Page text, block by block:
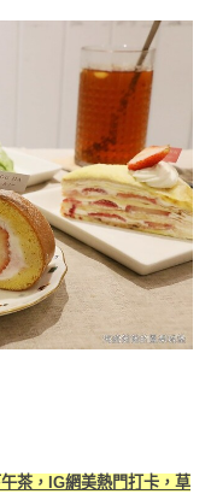
茶，IG網美熱門打卡，草